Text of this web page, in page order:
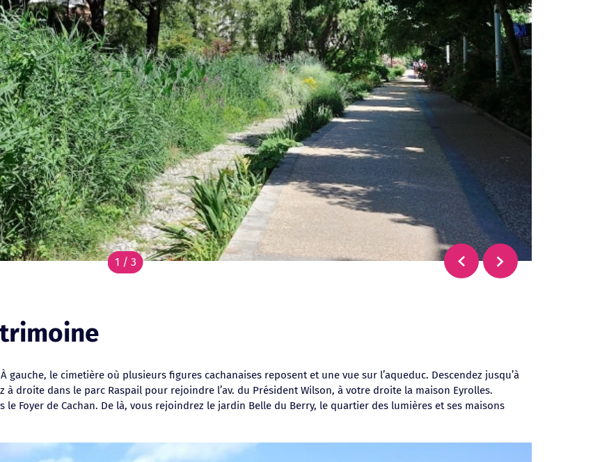
1 / 3
gauche, le cimetière où plusieurs figures cachanaises reposent et une vue sur l’aqueduc. Descendez jusqu’à
à droite dans le parc Raspail pour rejoindre l’av. du Président Wilson, à votre droite la maison Eyrolles.
Foyer de Cachan. De là, vous rejoindrez le jardin Belle du Berry, le quartier des lumières et ses maisons